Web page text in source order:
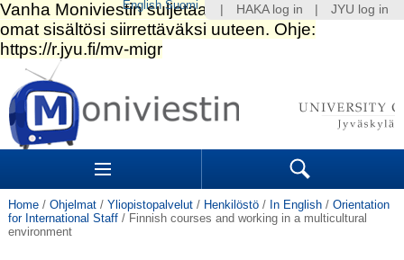
Skip
content.
|
Skip
to
Sections Search
Home / Ohjelmat / Yliopistopalvelut / Henkilöstö / In English / Orientation
for International Staff / Finnish courses and working in a multicultural
environment
HAKA log in JYU log in
English Suomi